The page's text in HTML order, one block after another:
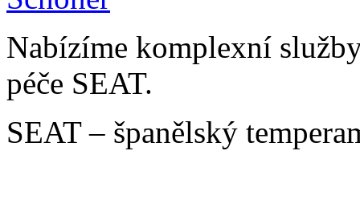
Nabízíme komplexní
péče SEAT.
SEAT – španělský